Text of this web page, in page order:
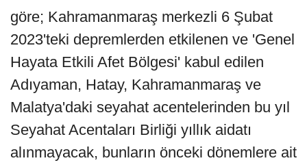
göre; Kahramanmaraş merkezli 6 Şubat
2023'teki depremlerden etkilenen ve 'Genel
Hayata Etkili Afet Bölgesi' kabul edilen
Adıyaman, Hatay, Kahramanmaraş ve
Malatya'daki seyahat acentelerinden bu yıl
Seyahat Acentaları Birliği yıllık aidatı
alınmayacak, bunların önceki dönemlere ait